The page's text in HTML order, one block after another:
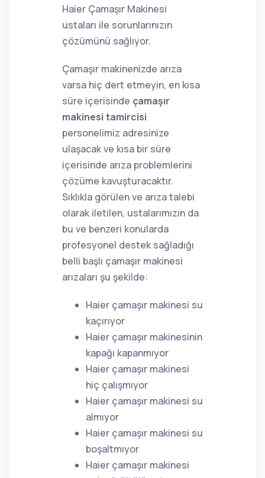
Haier Çamaşır Makinesi
ustaları ile sorunlarınızın
çözümünü sağlıyor.
Çamaşır makinenizde arıza
varsa hiç dert etmeyin, en kısa
süre içerisinde çamaşır
makinesi tamircisi
personelimiz adresinize
ulaşacak ve kısa bir süre
içerisinde arıza problemlerini
çözüme kavuşturacaktır.
Sıklıkla görülen ve arıza talebi
olarak iletilen, ustalarımızın da
bu ve benzeri konularda
profesyonel destek sağladığı
belli başlı çamaşır makinesi
arızaları şu şekilde:
Haier çamaşır makinesi su
kaçırıyor
Haier çamaşır makinesinin
kapağı kapanmıyor
Haier çamaşır makinesi
hiç çalışmıyor
Haier çamaşır makinesi su
almıyor
Haier çamaşır makinesi su
boşaltmıyor
Haier çamaşır makinesi